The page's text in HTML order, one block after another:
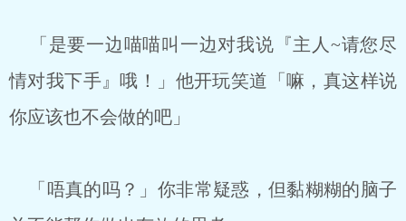
「是要一边喵喵叫一边对我说『主人~请您尽
情对我下手』哦！」他开玩笑道「嘛，真这样说
你应该也不会做的吧」
「唔真的吗？」你非常疑惑，但黏糊糊的脑子